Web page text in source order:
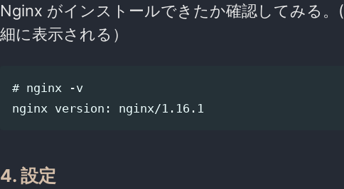
Nginx がインストールできたか確認してみる。(
細に表示される）
# nginx -v
4. 設定